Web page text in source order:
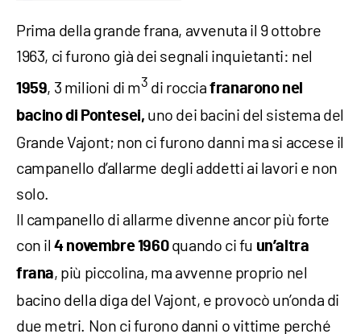
Prima della grande frana, avvenuta il 9 ottobre
1963, ci furono già dei segnali inquietanti: nel
1959, 3 milioni di m3 di rocciafranarono nel
bacino di Pontesei, uno dei bacini del sistema del
Grande Vajont; non ci furono danni ma si accese il
campanello d’allarme degli addetti ai lavori e non
solo.
Il campanello di allarme divenne ancor più forte
con il4 novembre 1960quando ci fu un’altra
frana, più piccolina, ma avvenne proprio nel
bacino della diga del Vajont, e provocò un’onda di
due metri. Non ci furono danni o vittime perché